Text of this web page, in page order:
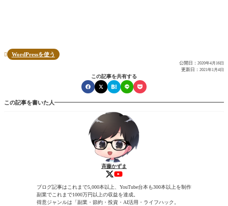
 WordPressを使う
公開日： 2020年4月16日
更新日： 2021年1月4日
この記事を共有する
この記事を書いた人
斉藤かずま
ブログ記事はこれまで5,000本以上、YouTube台本も300本以上を制作
副業でこれまで1000万円以上の収益を達成。
得意ジャンルは「副業・節約・投資・AI活用・ライフハック。